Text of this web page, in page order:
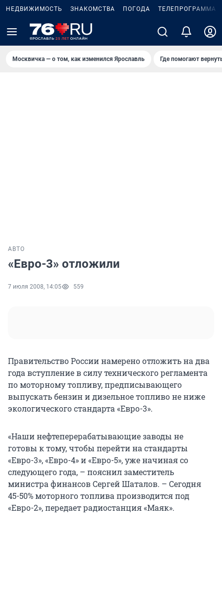
НЕДВИЖИМОСТЬ ЗНАКОМСТВА ПОГОДА ТЕЛЕПРОГРАММА
Москвичка — о том, как изменился Ярославль Где помогают
АВТО
«Евро-3» отложили
7 июля 2008, 14:05 559
Правительство России намерено отложить на два
года вступление в силу технического регламента
по моторному топливу, предписывающего
выпускать бензин и дизельное топливо не ниже
экологического стандарта «Евро-3».
«Наши нефтеперерабатывающие заводы не
готовы к тому, чтобы перейти на стандарты
«Евро-3», «Евро-4» и «Евро-5», уже начиная со
следующего года, – пояснил заместитель
министра финансов Сергей Шаталов. – Сегодня
45-50% моторного топлива производится под
«Евро-2», передает радиостанция «Маяк».